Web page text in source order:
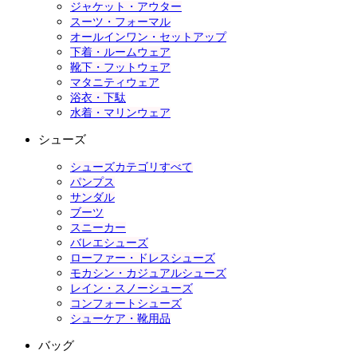
ジャケット・アウター
スーツ・フォーマル
オールインワン・セットアップ
下着・ルームウェア
靴下・フットウェア
マタニティウェア
浴衣・下駄
水着・マリンウェア
シューズ
シューズカテゴリすべて
パンプス
サンダル
ブーツ
スニーカー
バレエシューズ
ローファー・ドレスシューズ
モカシン・カジュアルシューズ
レイン・スノーシューズ
コンフォートシューズ
シューケア・靴用品
バッグ